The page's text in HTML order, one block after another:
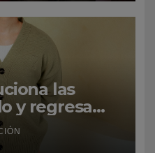
las
y regresa
a su